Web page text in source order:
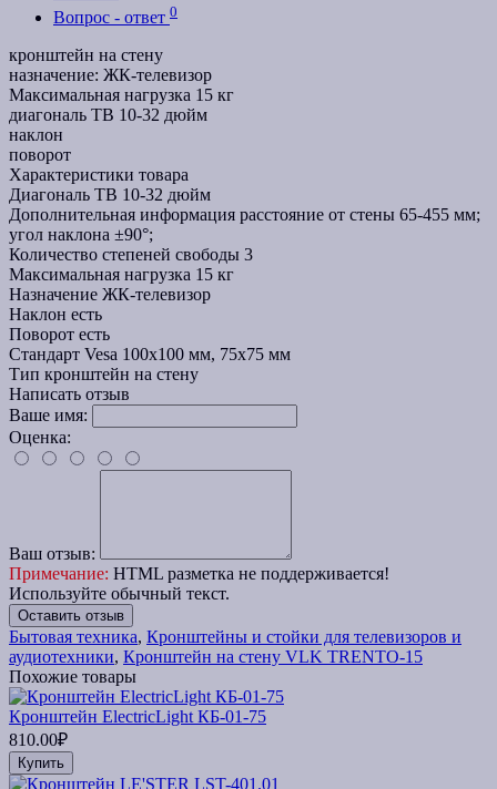
Вопрос - ответ 0
кронштейн на стену
назначение: ЖК-телевизор
Максимальная нагрузка 15 кг
диагональ ТВ 10-32 дюйм
наклон
поворот
Характеристики товара
Диагональ ТВ 10-32 дюйм
Дополнительная информация расстояние от стены 65-455 мм;
угол наклона ±90°;
Количество степеней свободы 3
Максимальная нагрузка 15 кг
Назначение ЖК-телевизор
Наклон есть
Поворот есть
Стандарт Vesa 100x100 мм, 75x75 мм
Тип кронштейн на стену
Написать отзыв
Ваше имя:
Оценка:
Ваш отзыв:
Примечание: HTML разметка не поддерживается!
Используйте обычный текст.
Оставить отзыв
Бытовая техника, Кронштейны и стойки для телевизоров и
аудиотехники, Кронштейн на стену VLK TRENTO-15
Похожие товары
Кронштейн ElectricLight КБ-01-75
810.00₽
Купить